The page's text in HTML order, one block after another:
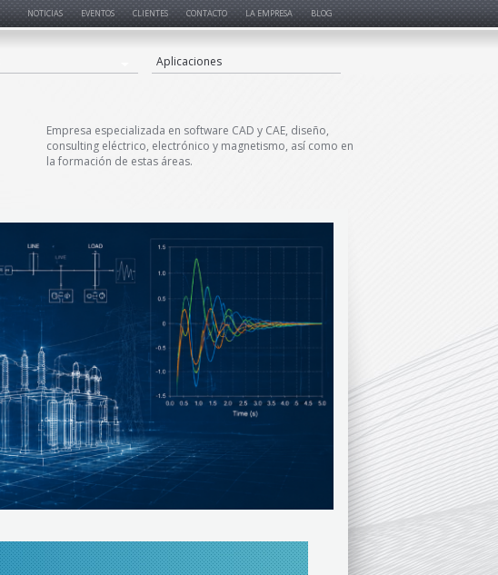
Empresa especializada en software CAD y CAE, diseño,
consulting eléctrico, electrónico y magnetismo, así como en
la formación de estas áreas.
NOTICIAS EVENTOS CLIENTES CONTACTO LA EMPRESA BLOG
Aplicaciones